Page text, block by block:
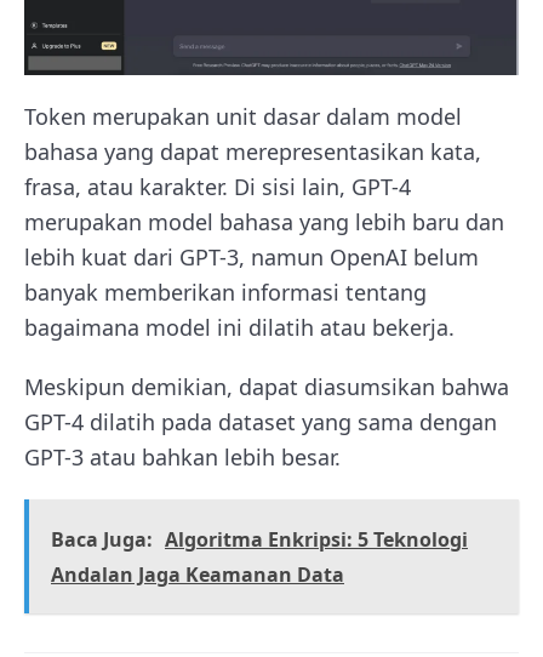
Token merupakan unit dasar dalam model
bahasa yang dapat merepresentasikan kata,
frasa, atau karakter. Di sisi lain, GPT-4
merupakan model bahasa yang lebih baru dan
lebih kuat dari GPT-3, namun OpenAI belum
banyak memberikan informasi tentang
bagaimana model ini dilatih atau bekerja.
Meskipun demikian, dapat diasumsikan bahwa
GPT-4 dilatih pada dataset yang sama dengan
GPT-3 atau bahkan lebih besar.
Baca Juga: Algoritma Enkripsi: 5 Teknologi
Andalan Jaga Keamanan Data